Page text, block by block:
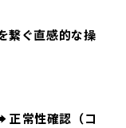
繋ぐ直感的な操
正常性確認（コ